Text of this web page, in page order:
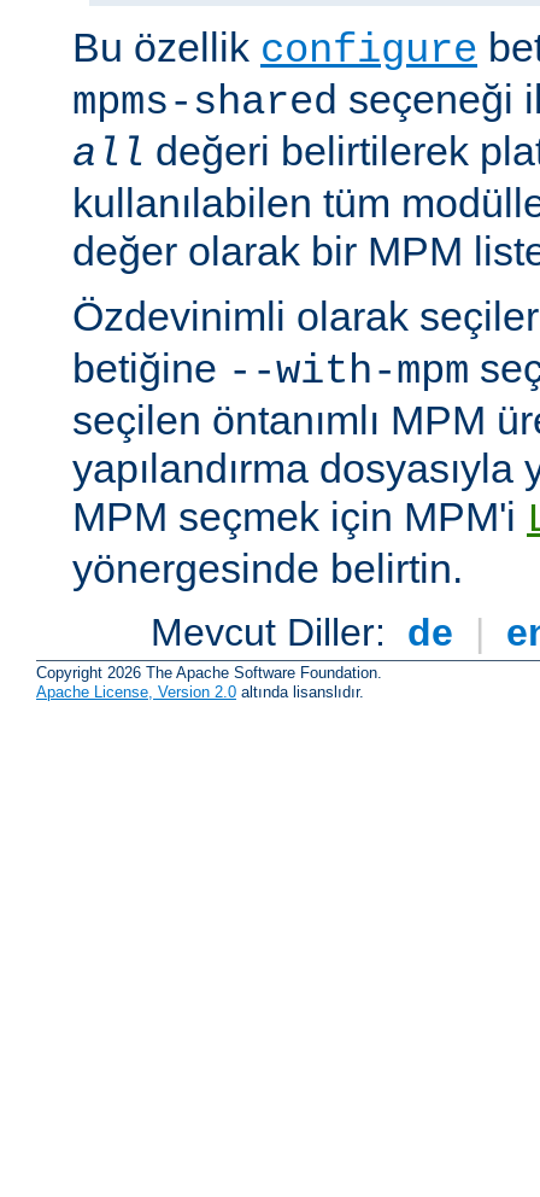
Bu özellik configure
mpms-shared seçeneği
all değeri belirtilerek
kullanılabilen tüm
değer olarak bir MPM
Özdevinimli olarak
betiğine --with-mpm
seçilen öntanımlı MPM
yapılandırma dosyasıyla
MPM seçmek için MPM'i
yönergesinde belirtin.
Mevcut Diller: de |
Copyright 2026 The Apache Software Foundation.
Apache License, Version 2.0 altında lisanslıdır.